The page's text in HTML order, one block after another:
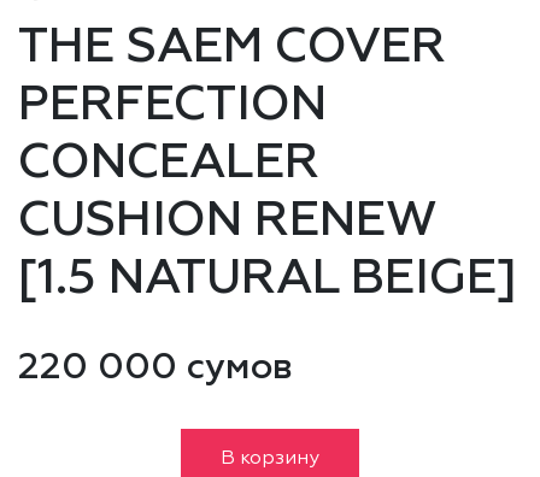
THE SAEM COVER
PERFECTION
CONCEALER
CUSHION RENEW
[1.5 NATURAL BEIGE]
220 000 сумов
В корзину